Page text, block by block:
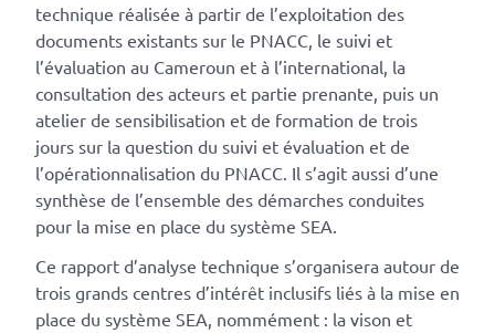
technique réalisée à partir de l’exploitation des
documents existants sur le PNACC, le suivi et
l’évaluation au Cameroun et à l’international, la
consultation des acteurs et partie prenante, puis un
atelier de sensibilisation et de formation de trois
jours sur la question du suivi et évaluation et de
l’opérationnalisation du PNACC. Il s’agit aussi d’une
synthèse de l’ensemble des démarches conduites
pour la mise en place du système SEA.
Ce rapport d’analyse technique s’organisera autour de
trois grands centres d’intérêt inclusifs liés à la mise en
place du système SEA, nommément : la vison et